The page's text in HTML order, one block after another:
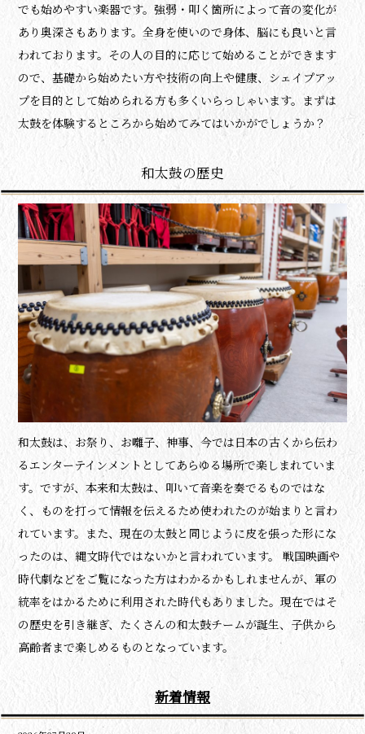
でも始めやすい楽器です。強弱・叩く箇所によって音の変化が
あり奥深さもあります。全身を使いので身体、脳にも良いと言
われております。 その人の目的に応じて始めることができます
ので、基礎から始めたい方や技術の向上や健康、シェイプアッ
プを目的として始められる方も多くいらっしゃいます。まずは
太鼓を体験するところから始めてみてはいかがでしょうか？
和太鼓の歴史
和太鼓は、お祭り、お囃子、神事、今では日本の古くから伝わ
るエンターテインメントとしてあらゆる場所で楽しまれていま
す。ですが、本来和太鼓は、叩いて音楽を奏でるものではな
く、ものを打って情報を伝えるため使われたのが始まりと言わ
れています。また、現在の太鼓と同じように皮を張った形にな
ったのは、縄文時代ではないかと言われています。 戦国映画や
時代劇などをご覧になった方はわかるかもしれませんが、軍の
統率をはかるために利用された時代もありました。現在ではそ
の歴史を引き継ぎ、たくさんの和太鼓チームが誕生、子供から
高齢者まで楽しめるものとなっています。
新着情報